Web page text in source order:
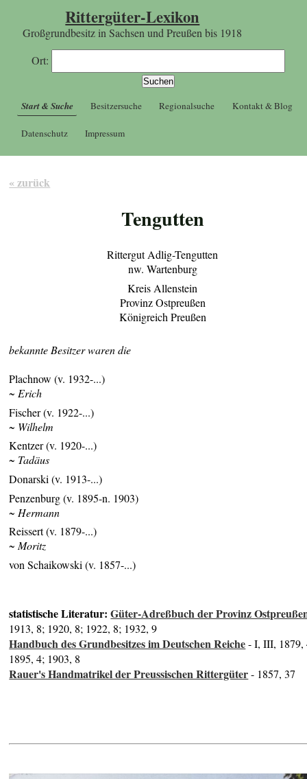
Rittergüter-Lexikon
Großgrundbesitz in Sachsen und Preußen bis 1918
Ort:
Start & Suche Besitzersuche Regionalsuche Kontakt & Blog
Datenschutz Impressum
« zurück
Tengutten
Rittergut Adlig-Tengutten
nw. Wartenburg
Kreis Allenstein
Provinz Ostpreußen
Königreich Preußen
bekannte Besitzer waren die
Plachnow (v. 1932-...)
~ Erich
Fischer (v. 1922-...)
~ Wilhelm
Kentzer (v. 1920-...)
~ Tadäus
Donarski (v. 1913-...)
Penzenburg (v. 1895-n. 1903)
~ Hermann
Reissert (v. 1879-...)
~ Moritz
von Schaikowski (v. 1857-...)
statistische Literatur:Güter-Adreßbuch der Provinz
1913, 8; 1920, 8; 1922, 8; 1932, 9
Handbuch des Grundbesitzes im Deutschen Reiche- I, III, 1879,
1895, 4; 1903, 8
Rauer's Handmatrikel der Preussischen Rittergüter- 1857, 37